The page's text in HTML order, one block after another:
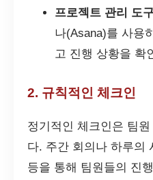
프로젝트 관리 도
나(Asana)를 사용
고 진행 상황을 확
2. 규칙적인 체크인
정기적인 체크인은 팀
다. 주간 회의나 하루의
등을 통해 팀원들의 진